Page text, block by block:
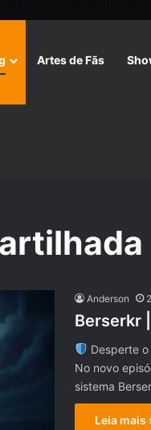
Artes de Fãs
Anderson
Berserkr
Desperte
No novo
sistema
Leia mais